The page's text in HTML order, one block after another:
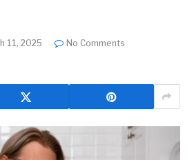
11, 2025
No Comments